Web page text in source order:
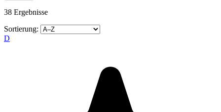
38 Ergebnisse
Sortierung:
D